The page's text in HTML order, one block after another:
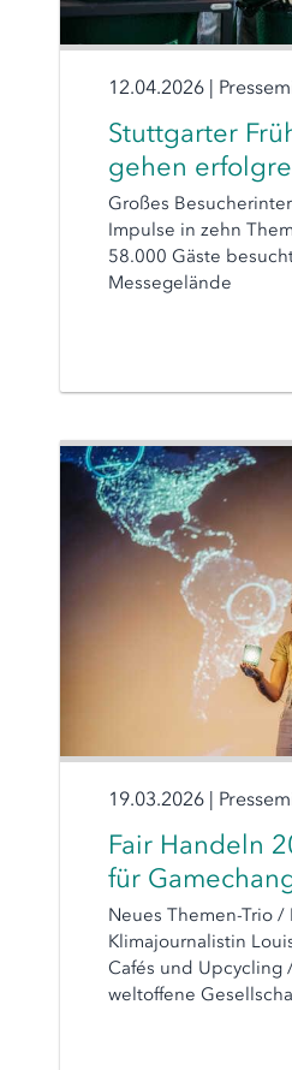
12.04.2026 |
Stuttgarter
gehen
Großes
Impulse in zehn
58.000 Gäste
Messegelände
19.03.2026 |
Fair Handeln
für
Neues Themen-Trio /
Klimajournalistin
Cafés und Upcycling
weltoffene